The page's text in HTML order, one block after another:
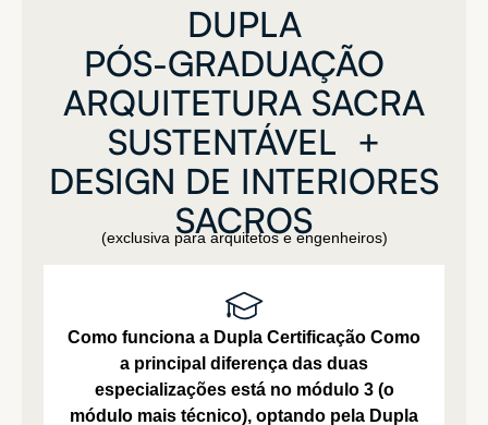
DUPLA
PÓS-GRADUAÇÃO
ARQUITETURA SACRA
SUSTENTÁVEL +
DESIGN DE INTERIORES
SACROS
(exclusiva para arquitetos e engenheiros)
Como funciona a Dupla Certificação Como
a principal diferença das duas
especializações está no módulo 3 (o
módulo mais técnico), optando pela Dupla